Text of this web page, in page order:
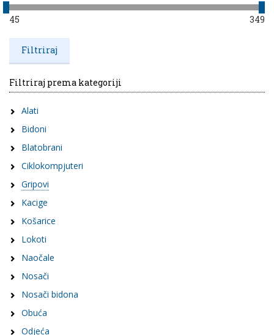
45 349
Filtriraj prema kategoriji
Alati
Bidoni
Blatobrani
Ciklokompjuteri
Gripovi
Kacige
Košarice
Lokoti
Naočale
Nosači
Nosači bidona
Obuća
Odjeća